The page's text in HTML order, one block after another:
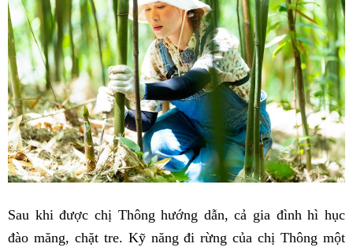
Sau khi được chị Thông hướng dẫn, cả gia đình hì hục
đào măng, chặt tre. Kỹ năng đi rừng của chị Thông một